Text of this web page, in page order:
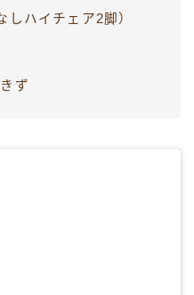
しハイチェア2脚）
ず